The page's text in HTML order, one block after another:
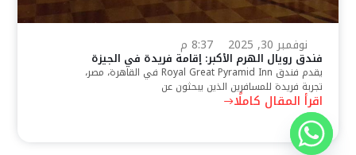
نوفمبر 30, 2025 8:37 م
فندق رويال الهرم الأكبر: إقامة فريدة في الجيزة
يقدم فندق Royal Great Pyramid Inn في القاهرة، مصر،
تجربة فريدة للمسافرين الذين يبحثون عن
اقرأ المقال كاملًا